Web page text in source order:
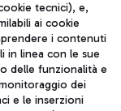
tecnici), e,
ai cookie
i contenuti
in linea con le sue
delle funzionalità e
dei
e le inserzioni